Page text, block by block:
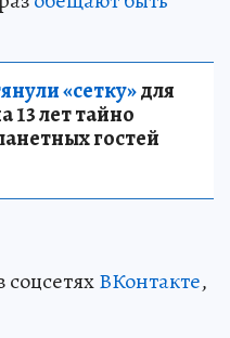
«сетку»для
13 лет тайно
гостей
ВКонтакте,